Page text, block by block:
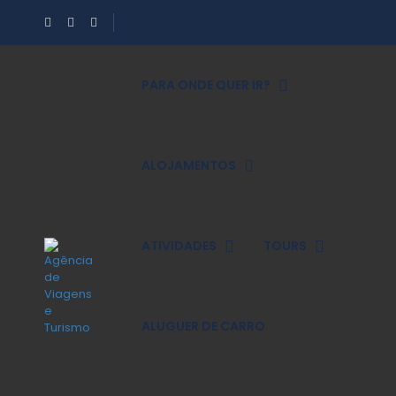
PARA ONDE QUER IR?
ALOJAMENTOS
ATIVIDADES TOURS
ALUGUER DE CARRO